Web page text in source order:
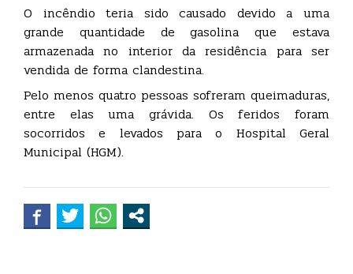
O incêndio teria sido causado devido a uma
grande quantidade de gasolina que estava
armazenada no interior da residência para ser
vendida de forma clandestina.
Pelo menos quatro pessoas sofreram queimaduras,
entre elas uma grávida. Os feridos foram
socorridos e levados para o Hospital Geral
Municipal (HGM).